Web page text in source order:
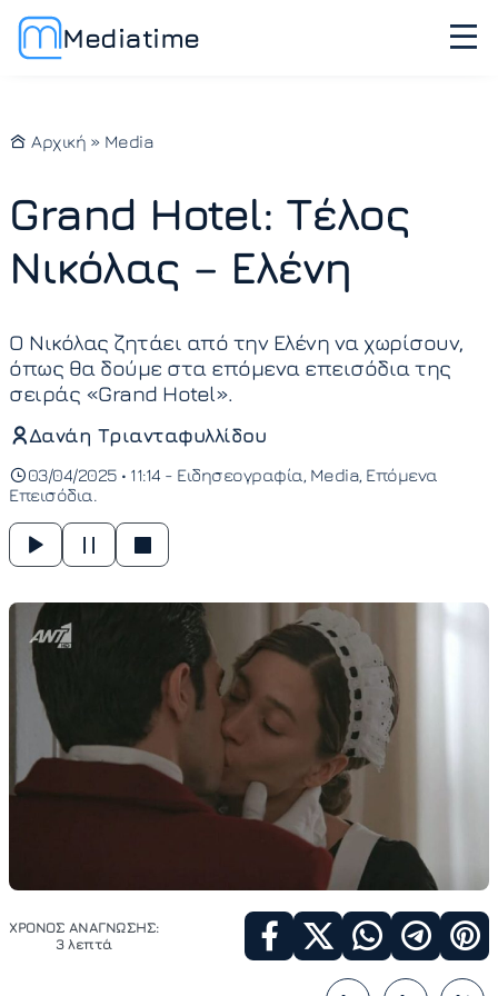
Mediatime
Αρχική » Media
Grand Hotel: Τέλος
Νικόλας – Ελένη
Ο Νικόλας ζητάει από την Ελένη να χωρίσουν,
όπως θα δούμε στα επόμενα επεισόδια της
σειράς «Grand Hotel».
Δανάη Τριανταφυλλίδου
03/04/2025 • 11:14 - Ειδησεογραφία Media Επόμενα
Επεισόδια
ΧΡΟΝΟΣ ΑΝΑΓΝΩΣΗΣ:
3 λεπτά